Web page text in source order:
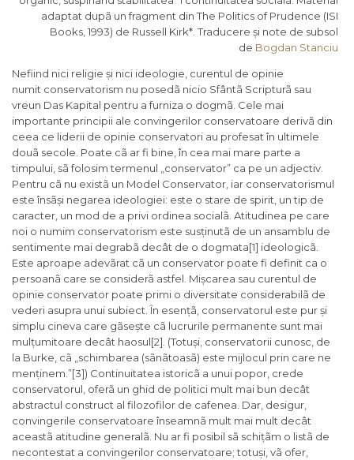
adaptat dupã un fragment dinThe Politics of Prudence (ISI
Books, 1993) de Russell Kirk*. Traducere și note de subsol
de Bogdan Stanciu
Nefiind nici religie și nici ideologie, curentul de opinie
numit conservatorism nu posedã nicio Sfântã Scripturã sau
vreun Das Kapital pentru a furniza o dogmã. Cele mai
importante principii ale convingerilor conservatoare derivã din
ceea ce liderii de opinie conservatori au profesat în ultimele
douã secole. Poate cã ar fi bine, în cea mai mare parte a
timpului, sã folosim termenul „conservator” ca pe un adjectiv.
Pentru cã nu existã un Model Conservator, iar conservatorismul
este însãși negarea ideologiei: este o stare de spirit, un tip de
caracter, un mod de a privi ordinea socialã. Atitudinea pe care
noi o numim conservatorism este susținutã de un ansamblu de
sentimente mai degrabã decât de o dogmata[1] ideologicã.
Este aproape adevãrat cã un conservator poate fi definit ca o
persoanã care se considerã astfel. Mișcarea sau curentul de
opinie conservator poate primi o diversitate considerabilã de
vederi asupra unui subiect. În esențã, conservatorul este pur și
simplu cineva care gãsește cã lucrurile permanente sunt mai
mulțumitoare decât haosul[2]. (Totuși, conservatorii cunosc, de
la Burke, cã „schimbarea (sãnãtoasã) este mijlocul prin care ne
menținem.”[3]) Continuitatea istoricã a unui popor, crede
conservatorul, oferã un ghid de politici mult mai bun decât
abstractul construct al filozofilor de cafenea. Dar, desigur,
convingerile conservatoare înseamnã mult mai mult decât
aceastã atitudine generalã. Nu ar fi posibil sã schițãm o listã de
necontestat a convingerilor conservatoare; totuși, vã ofer,